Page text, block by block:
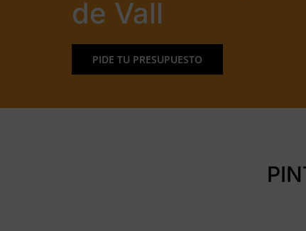
de Vall
PIDE TU PRESUPUESTO